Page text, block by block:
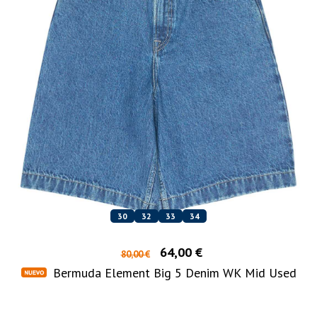
30 32 33 34
80,00 €
64,00 €
Bermuda Element Big 5 Denim WK Mid Used